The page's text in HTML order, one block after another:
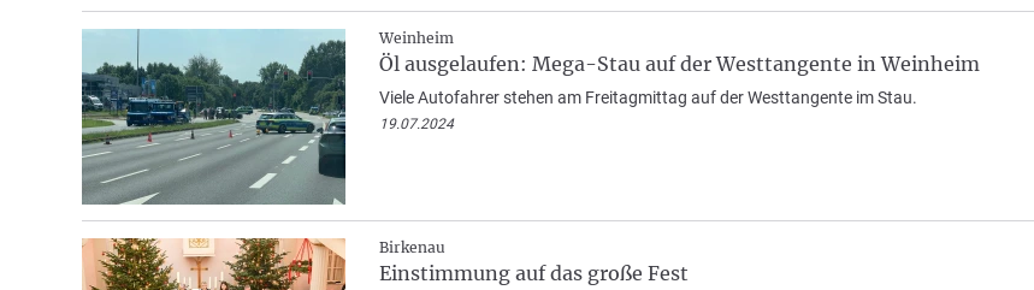
Weinheim
Öl ausgelaufen: Mega-Stau auf der Westtangente in Weinheim
Viele Autofahrer stehen am Freitagmittag auf der Westtangente im Stau.
19.07.2024
Birkenau
Einstimmung auf das große Fest